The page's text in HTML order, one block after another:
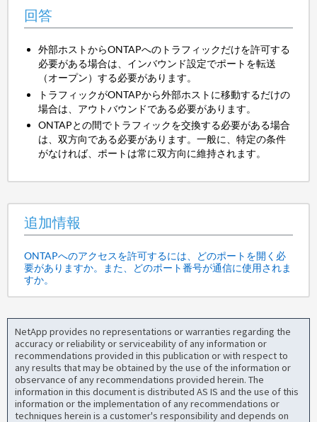
回答
外部ホストからONTAPへのトラフィックだけを許可する
必要がある場合は、インバウンド設定でポートを転送
（オープン）する必要があります。
トラフィックがONTAPから外部ホストに移動するだけの
場合は、アウトバウンドである必要があります。
ONTAPとの間でトラフィックを交換する必要がある場合
は、双方向である必要があります。一般に、特定の条件
がなければ、ポートは常に双方向に維持されます。
追加情報
ONTAPへのアクセスを許可するには、どのポートを開く必
要がありますか。また、どのポート番号が通信に使用されま
すか。
NetApp provides no representations or warranties regarding the
accuracy or reliability or serviceability of any information or
recommendations provided in this publication or with respect to
any results that may be obtained by the use of the information or
observance of any recommendations provided herein. The
information in this document is distributed AS IS and the use of this
information or the implementation of any recommendations or
techniques herein is a customer's responsibility and depends on